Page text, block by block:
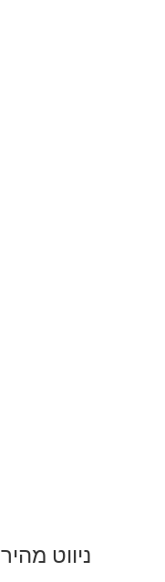
ניווט מהיר